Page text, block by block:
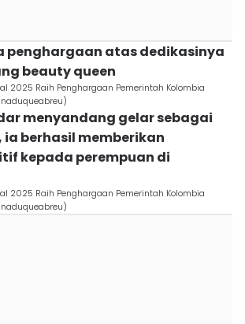
penghargaan atas dedikasinya
beauty queen
2025 Raih Penghargaan Pemerintah Kolombia
menyandang gelar sebagai
ia berhasil memberikan
kepada perempuan di
2025 Raih Penghargaan Pemerintah Kolombia